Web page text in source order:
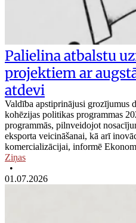
Palielina atbalstu
projektiem ar
atdevi
Valdība apstiprinājusi grozījumus
kohēzijas politikas programmas
programmās, pilnveidojot
eksporta veicināšanai, kā arī
komercializācijai, informē
Ziņas
•
01.07.2026